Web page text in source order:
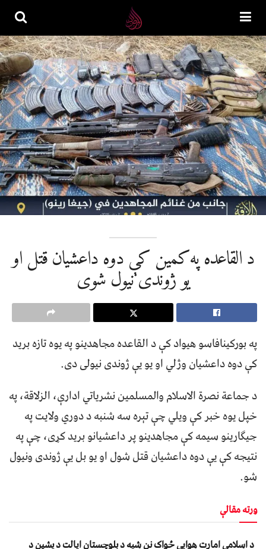
د القاعده په کمین کې دوه داعشیان قتل او
یو ژوندی نیول شوی
په بورکینافاسو هیواد کې د القاعده مجاهدینو په یوه تازه برید
کې دوه داعشیان وژلي او یو یې ژوندی نیولی دی.
د جماعة نصرة الاسلام والمسلمین نشریاتي ادارې، الزلاقة، په
خپل یوه خبر کې ویلي چې تېره سه شنبه د دوري ولایت په
جیګارینو سیمه کې مجاهدینو پر داعشیانو برید کړی، چې په
نتیجه کې یې دوه داعشیان قتل شول او یو بل یې ژوندی ونیول
شو.
ورته مقالې
د اسلامي امارت هوايي ځواک نن شپه د بلوچستان ايالت د پشين د